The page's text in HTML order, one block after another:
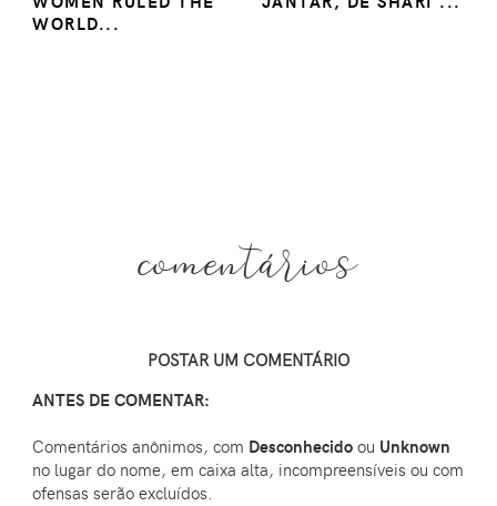
WORLD...
comentários
POSTAR UM COMENTÁRIO
ANTES DE COMENTAR:
Comentários anônimos, com Desconhecido ou Unknown
no lugar do nome, em caixa alta, incompreensíveis ou com
ofensas serão excluídos.